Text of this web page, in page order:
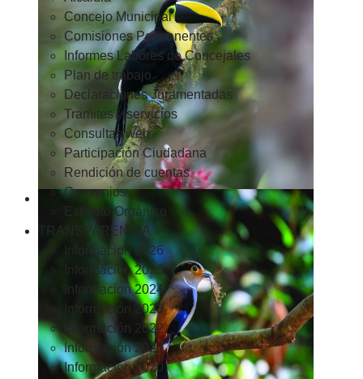
Concejo Municipal
Comisiones Permanentes
Informes Labores de Concejales
Plan de trabajo
Declaraciones Juramentadas
Tramites y servicios
Consultas web
Participación Ciudadana
Rendición de cuentas
Convenios
Estatuto Orgánico
TRANSPARENCIA
Informacion 2026
Informacion 2025
Informacion 2024
Información 2023
Información 2022
Información 2021
Información 2020